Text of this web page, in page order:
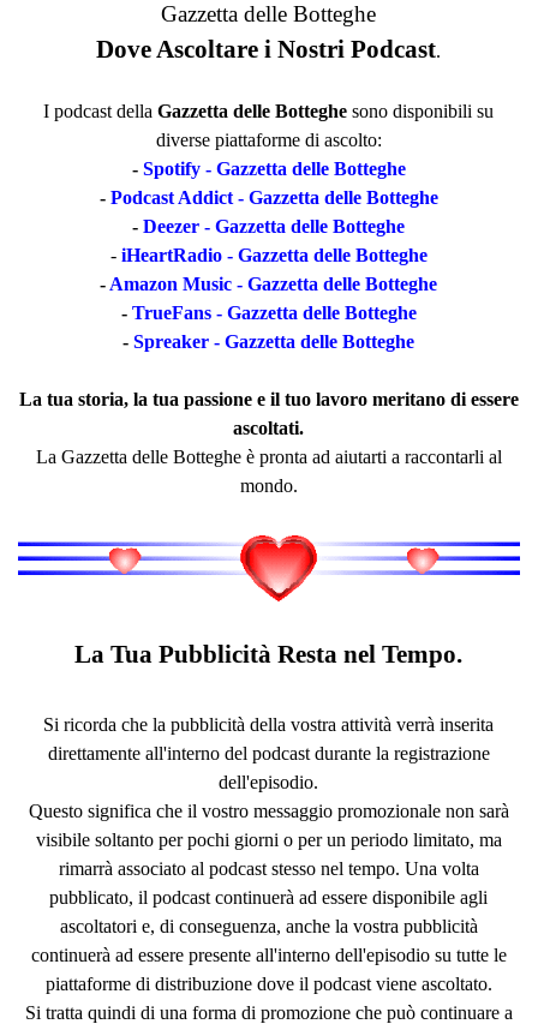
Gazzetta delle Botteghe
Dove Ascoltare i Nostri Podcast.
I podcast dellaGazzetta delle Botteghe sono disponibili su
diverse piattaforme di ascolto:
- Spotify - Gazzetta delle Botteghe
- Podcast Addict - Gazzetta delle Botteghe
-Deezer - Gazzetta delle Botteghe
- iHeartRadio - Gazzetta delle Botteghe
- Amazon Music - Gazzetta delle Botteghe
- TrueFans - Gazzetta delle Botteghe
-Spreaker - Gazzetta delle Botteghe
La tua storia, la tua passione e il tuo lavoro meritano di essere
ascoltati.
La Gazzetta delle Botteghe è pronta ad aiutarti a raccontarli al
mondo.
La Tua Pubblicità Resta nel Tempo.
Si ricorda che la pubblicità della vostra attività verrà inserita
direttamente all'interno del podcast durante la registrazione
dell'episodio.
Questo significa che il vostro messaggio promozionale non sarà
visibile soltanto per pochi giorni o per un periodo limitato, ma
rimarrà associato al podcast stesso nel tempo. Una volta
pubblicato, il podcast continuerà ad essere disponibile agli
ascoltatori e, di conseguenza, anche la vostra pubblicità
continuerà ad essere presente all'interno dell'episodio su tutte le
piattaforme di distribuzione dove il podcast viene ascoltato.
Si tratta quindi di una forma di promozione che può continuare a